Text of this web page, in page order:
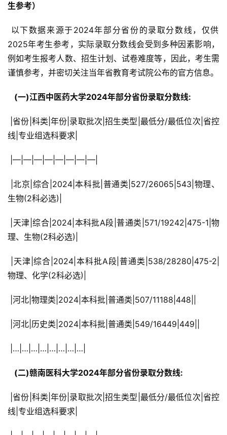
生参考）
2025年考生参考，实际录取分数线会受到多种因素影响，
例如考生报考人数、招生计划、试卷难度等，因此，考生需
谨慎参考，并密切关注当年省教育考试院公布的官方信息。
  (一)江西中医药大学2024年部分省份录取分数线:
线|专业组选科要求|
|—|—|—|—|—|—|—|—|
生物(2科必选)|
理、生物(2科必选)|
物理、化学(2科必选)|
|河北|物理类|2024|本科批|普通类|507/11188|448||
|河北|历史类|2024|本科批|普通类|549/16449|449||
|…|…|…|…|…|…|…|…|
  (二)赣南医科大学2024年部分省份录取分数线:
线|专业组选科要求|